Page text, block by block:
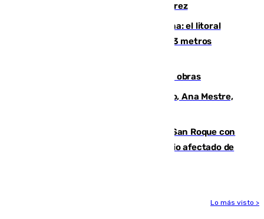
su turismo en la A-480 a la altura de Jerez
Julio supera a junio en basura marina: el litoral
occidental malagueño recoge más de 33 metros
El Cádiz se afila ante un Granada en obras
La nueva presidenta del Parlamento, Ana Mestre,
Estabilizado el incendio forestal de San Roque con
19 familias aún desalojadas y un domicilio afectado de
Lo más visto >